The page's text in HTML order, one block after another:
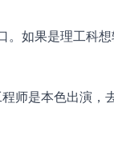
。如果是理工科
师是本色出演，